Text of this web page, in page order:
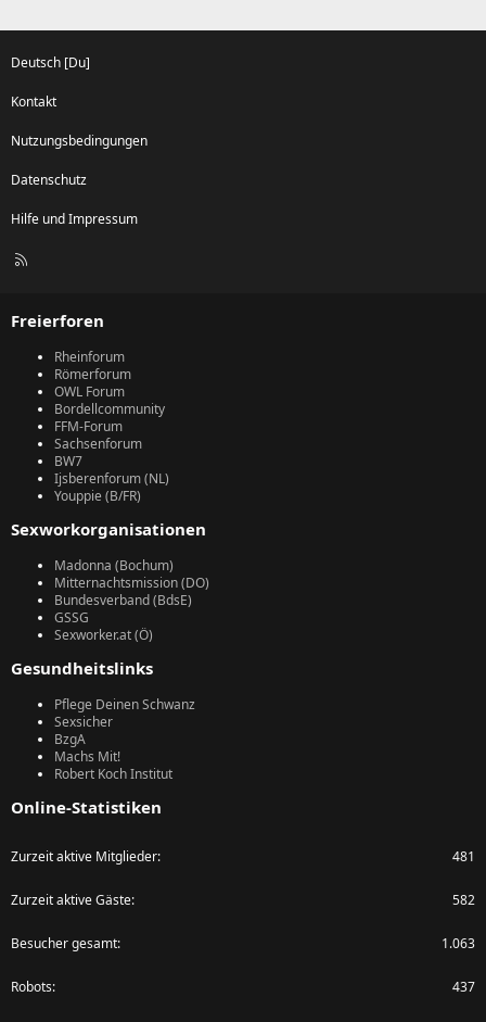
Deutsch [Du]
Kontakt
Nutzungsbedingungen
Datenschutz
Hilfe und Impressum
R
Freierforen
Rheinforum
Römerforum
OWL Forum
Bordellcommunity
FFM-Forum
Sachsenforum
BW7
Ijsberenforum (NL)
Youppie (B/FR)
Sexworkorganisationen
Madonna (Bochum)
Mitternachtsmission (DO)
Bundesverband (BdsE)
GSSG
Sexworker.at (Ö)
Gesundheitslinks
Pflege Deinen Schwanz
Sexsicher
BzgA
Machs Mit!
Robert Koch Institut
Online-Statistiken
Zurzeit aktive Mitglieder 481
Zurzeit aktive Gäste 582
Besucher gesamt 1.063
Robots 437